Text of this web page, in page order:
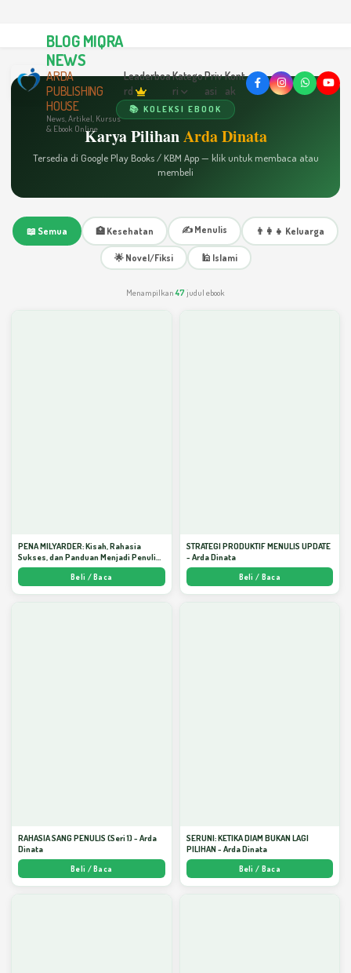
BLOG MIQRA
NEWS
ARDA
PUBLISHING
HOUSE
News, Artikel, Kursus
& Ebook Online
Leaderboa
rd
Katego
ri
Priv
asi
Kont
ak
📚 KOLEKSI EBOOK
Karya PilihanArda Dinata
Tersedia di Google Play Books / KBM App — klik untuk membaca atau
membeli
📖 Semua 🏥 Kesehatan ✍️ Menulis 👨‍👩‍👧 Keluarga
🌟 Novel/Fiksi 🕌 Islami
Menampilkan47 judul ebook
PENA MILYARDER: Kisah, Rahasia
Sukses, dan Panduan Menjadi Penulis 1
Milyar di KBM App dari Nol - Arda Dinata
Beli / Baca
STRATEGI PRODUKTIF MENULIS UPDATE
- Arda Dinata
Beli / Baca
RAHASIA SANG PENULIS (Seri 1) - Arda
Dinata
Beli / Baca
SERUNI: KETIKA DIAM BUKAN LAGI
PILIHAN - Arda Dinata
Beli / Baca